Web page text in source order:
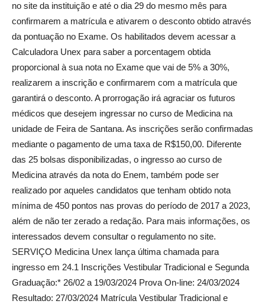
no site da instituição e até o dia 29 do mesmo mês para
confirmarem a matrícula e ativarem o desconto obtido através
da pontuação no Exame. Os habilitados devem acessar a
Calculadora Unex para saber a porcentagem obtida
proporcional à sua nota no Exame que vai de 5% a 30%,
realizarem a inscrição e confirmarem com a matrícula que
garantirá o desconto. A prorrogação irá agraciar os futuros
médicos que desejem ingressar no curso de Medicina na
unidade de Feira de Santana. As inscrições serão confirmadas
mediante o pagamento de uma taxa de R$150,00. Diferente
das 25 bolsas disponibilizadas, o ingresso ao curso de
Medicina através da nota do Enem, também pode ser
realizado por aqueles candidatos que tenham obtido nota
mínima de 450 pontos nas provas do período de 2017 a 2023,
além de não ter zerado a redação. Para mais informações, os
interessados devem consultar o regulamento no site.
SERVIÇO Medicina Unex lança última chamada para
ingresso em 24.1 Inscrições Vestibular Tradicional e Segunda
Graduação:* 26/02 a 19/03/2024 Prova On-line: 24/03/2024
Resultado: 27/03/2024 Matrícula Vestibular Tradicional e